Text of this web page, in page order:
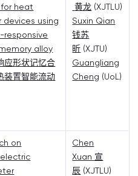
heat
devices using
responsive
alloy
应形状记忆合
装置智能流动
黄龙 (XJTLU)
Suxin Qian
钱苏
昕 (XJTU)
Guangliang
Cheng (UoL)
on
Chen
Xuan 宣
辰 (XJTLU)